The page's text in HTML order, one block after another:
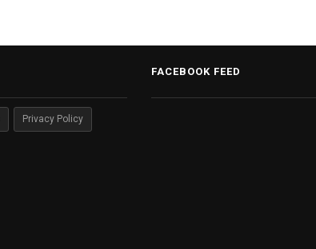
Privacy Policy
FACEBOOK FEED